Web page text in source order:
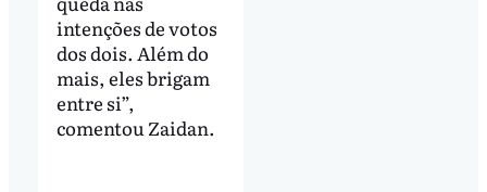
intenções de votos
dos dois. Além do
mais, eles brigam
entre si”,
comentou Zaidan.